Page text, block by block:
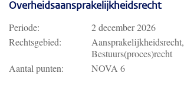
Overheidsaansprakelijkheidsrecht
Periode:
2 december 2026
Rechtsgebied:
Aansprakelijkheidsrecht,
Bestuurs(proces)recht
Aantal punten:
NOVA 6